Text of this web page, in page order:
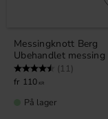
Messingknott Berg
Ubehandlet messing
Karakter: (11)
110 KR
På lager